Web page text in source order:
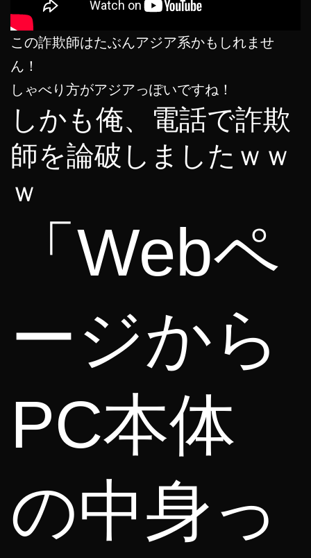
この詐欺師はたぶんアジア系かもしれませ
ん！
しゃべり方がアジアっぽいですね！
しかも俺、電話で詐欺
師を論破しましたｗｗ
ｗ
「Webペ
ージから
PC本体
の中身っ